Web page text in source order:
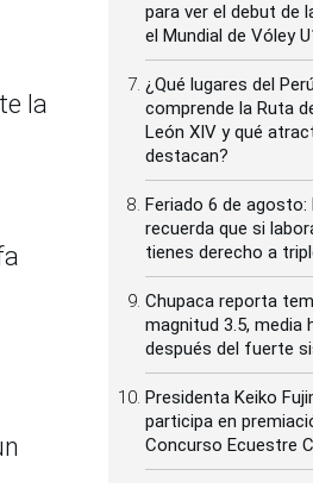
la
para ver el debut de
el Mundial de Vóley
¿Qué lugares del Perú
comprende la Ruta
León XIV y qué
destacan?
Feriado 6 de agosto:
recuerda que si
tienes derecho a
Chupaca reporta
magnitud 3.5, media
después del fuerte
Presidenta Keiko
participa en
Concurso Ecuestre